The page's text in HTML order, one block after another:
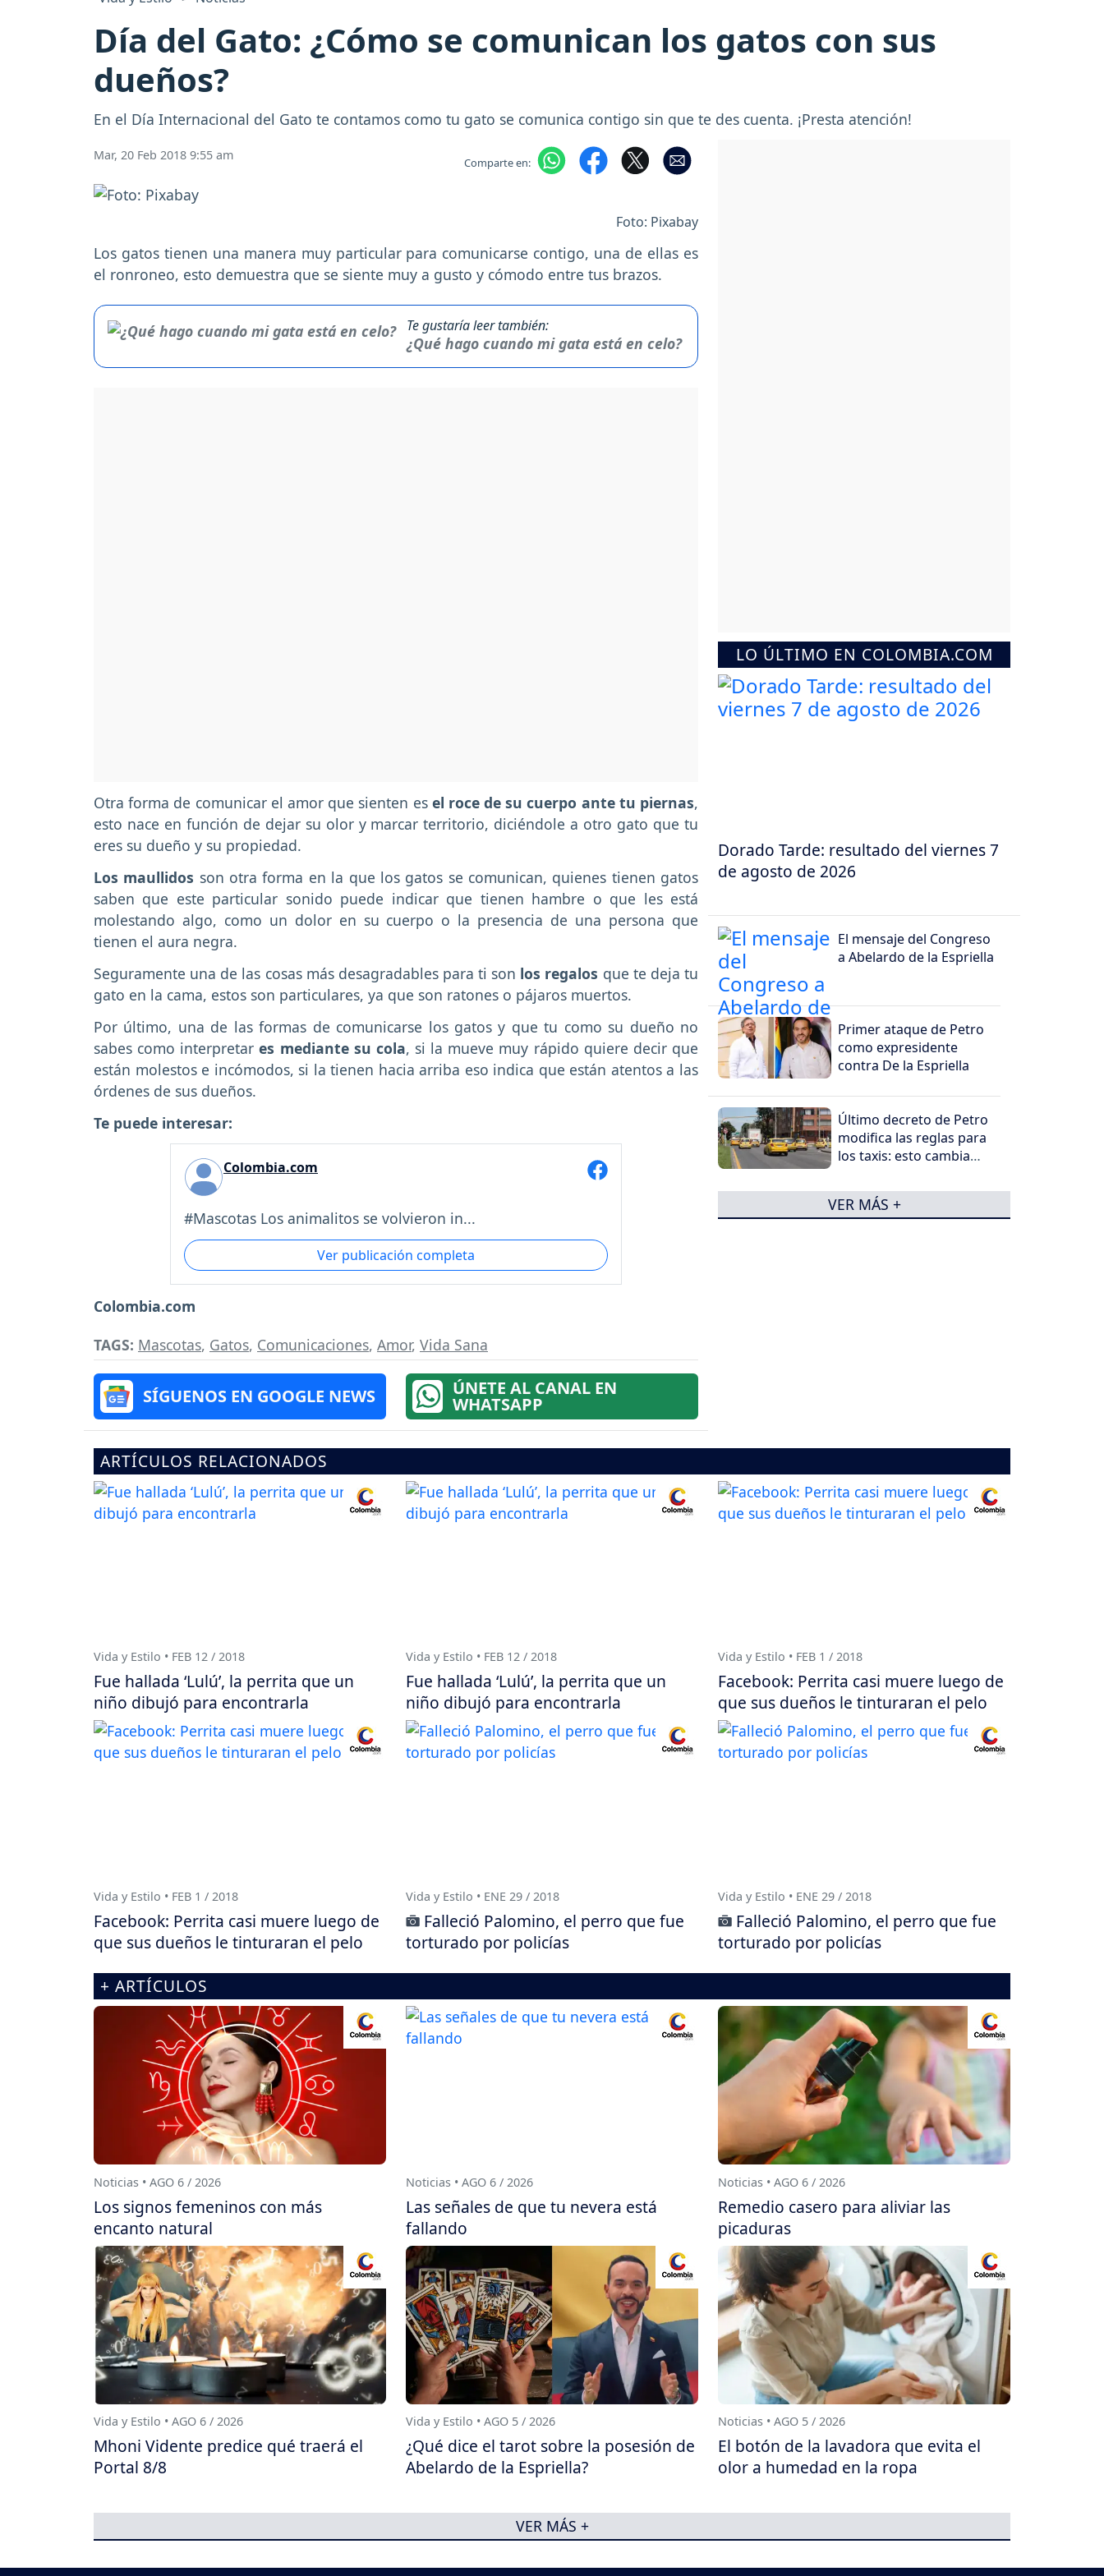
Día del Gato: ¿Cómo se comunican los gatos con sus
dueños?
En el Día Internacional del Gato te contamos como tu gato se comunica contigo sin que te des cuenta. ¡Presta atención!
Mar, 20 Feb 2018 9:55 am Comparte en:
Foto: Pixabay
Los gatos tienen una manera muy particular para comunicarse contigo, una de ellas es
el ronroneo, esto demuestra que se siente muy a gusto y cómodo entre tus brazos.
Te gustaría leer también:
¿Qué hago cuando mi gata está en celo?
Otra forma de comunicar el amor que sienten es el roce de su cuerpo ante tu piernas,
esto nace en función de dejar su olor y marcar territorio, diciéndole a otro gato que tu
eres su dueño y su propiedad.
Los maullidos son otra forma en la que los gatos se comunican, quienes tienen gatos
saben que este particular sonido puede indicar que tienen hambre o que les está
molestando algo, como un dolor en su cuerpo o la presencia de una persona que
tienen el aura negra.
Seguramente una de las cosas más desagradables para ti son los regalos que te deja tu
gato en la cama, estos son particulares, ya que son ratones o pájaros muertos.
Por último, una de las formas de comunicarse los gatos y que tu como su dueño no
sabes como interpretares mediante su cola, si la mueve muy rápido quiere decir que
están molestos e incómodos, si la tienen hacia arriba eso indica que están atentos a las
órdenes de sus dueños.
Te puede interesar:
Colombia.com
#Mascotas Los animalitos se volvieron in...
Ver publicación completa
Colombia.com
TAGS: Mascotas, Gatos, Comunicaciones, Amor, Vida Sana
SÍGUENOS EN GOOGLE NEWS ÚNETE AL CANAL EN
WHATSAPP
LO ÚLTIMO EN COLOMBIA.COM
Dorado Tarde: resultado del viernes 7
de agosto de 2026
El mensaje del Congreso
a Abelardo de la Espriella
Primer ataque de Petro
como expresidente
contra De la Espriella
Último decreto de Petro
modifica las reglas para
los taxis: esto cambia
propietarios
VER MÁS +
ARTÍCULOS RELACIONADOS
Vida y Estilo • FEB 12 / 2018
Fue hallada ‘Lulú’, la perrita que un
niño dibujó para encontrarla
Vida y Estilo • FEB 12 / 2018
Fue hallada ‘Lulú’, la perrita que un
niño dibujó para encontrarla
Vida y Estilo • FEB 1 / 2018
Facebook: Perrita casi muere luego de
que sus dueños le tinturaran el pelo
Vida y Estilo • FEB 1 / 2018
Facebook: Perrita casi muere luego de
que sus dueños le tinturaran el pelo
Vida y Estilo • ENE 29 / 2018
Falleció Palomino, el perro que fue
torturado por policías
Vida y Estilo • ENE 29 / 2018
Falleció Palomino, el perro que fue
torturado por policías
+ ARTÍCULOS
Noticias • AGO 6 / 2026
Los signos femeninos con más
encanto natural
Noticias • AGO 6 / 2026
Las señales de que tu nevera está
fallando
Noticias • AGO 6 / 2026
Remedio casero para aliviar las
picaduras
Vida y Estilo • AGO 6 / 2026
Mhoni Vidente predice qué traerá el
Portal 8/8
Vida y Estilo • AGO 5 / 2026
¿Qué dice el tarot sobre la posesión de
Abelardo de la Espriella?
Noticias • AGO 5 / 2026
El botón de la lavadora que evita el
olor a humedad en la ropa
VER MÁS +